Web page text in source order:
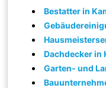
Bestatter in
Dachdecker in
Garten- und